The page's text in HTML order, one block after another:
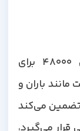
یونیت خارجی داکت اسپلیت ال جی 48000 برای
باران و
می‌کند